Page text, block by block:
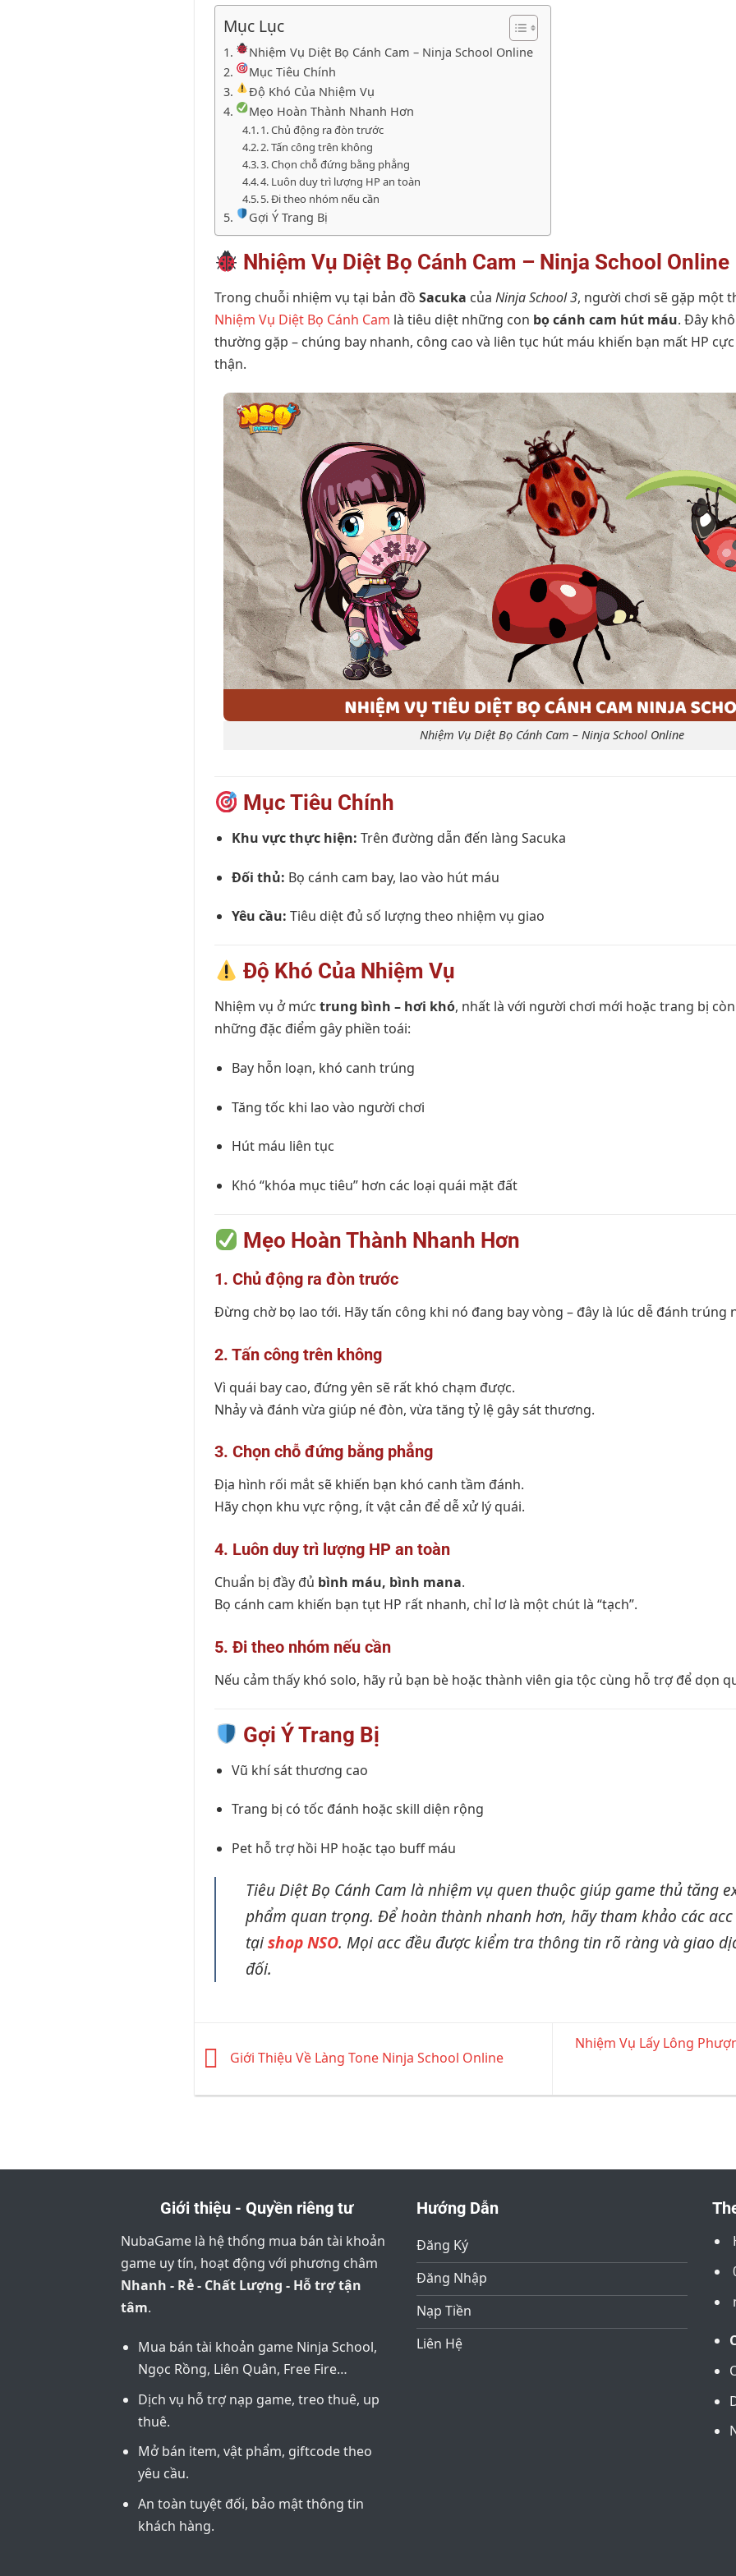
Mục Lục
Nhiệm Vụ Diệt Bọ Cánh Cam – Ninja School Online
Mục Tiêu Chính
Độ Khó Của Nhiệm Vụ
Mẹo Hoàn Thành Nhanh Hơn
1. Chủ động ra đòn trước
2. Tấn công trên không
3. Chọn chỗ đứng bằng phẳng
4. Luôn duy trì lượng HP an toàn
5. Đi theo nhóm nếu cần
Gợi Ý Trang Bị
Nhiệm Vụ Diệt Bọ Cánh Cam – Ninja School Online
Trong chuỗi nhiệm vụ tại bản đồ Sacuka của Ninja School 3, người chơi sẽ gặp một
Nhiệm Vụ Diệt Bọ Cánh Cam là tiêu diệt những con bọ cánh cam hút máu. Đây
thường gặp – chúng bay nhanh, công cao và liên tục hút máu khiến bạn mất HP
thận.
Nhiệm Vụ Diệt Bọ Cánh Cam – Ninja School Online
Mục Tiêu Chính
Khu vực thực hiện: Trên đường dẫn đến làng Sacuka
Đối thủ: Bọ cánh cam bay, lao vào hút máu
Yêu cầu: Tiêu diệt đủ số lượng theo nhiệm vụ giao
Độ Khó Của Nhiệm Vụ
Nhiệm vụ ở mức trung bình – hơi khó, nhất là với người chơi mới hoặc trang bị
những đặc điểm gây phiền toái:
Bay hỗn loạn, khó canh trúng
Tăng tốc khi lao vào người chơi
Hút máu liên tục
Khó “khóa mục tiêu” hơn các loại quái mặt đất
Mẹo Hoàn Thành Nhanh Hơn
1. Chủ động ra đòn trước
Đừng chờ bọ lao tới. Hãy tấn công khi nó đang bay vòng – đây là lúc dễ đánh trúng
2. Tấn công trên không
Vì quái bay cao, đứng yên sẽ rất khó chạm được.
Nhảy và đánh vừa giúp né đòn, vừa tăng tỷ lệ gây sát thương.
3. Chọn chỗ đứng bằng phẳng
Địa hình rối mắt sẽ khiến bạn khó canh tầm đánh.
Hãy chọn khu vực rộng, ít vật cản để dễ xử lý quái.
4. Luôn duy trì lượng HP an toàn
Chuẩn bị đầy đủ bình máu, bình mana.
Bọ cánh cam khiến bạn tụt HP rất nhanh, chỉ lơ là một chút là “tạch”.
5. Đi theo nhóm nếu cần
Nếu cảm thấy khó solo, hãy rủ bạn bè hoặc thành viên gia tộc cùng hỗ trợ để dọn
Gợi Ý Trang Bị
Vũ khí sát thương cao
Trang bị có tốc đánh hoặc skill diện rộng
Pet hỗ trợ hồi HP hoặc tạo buff máu
Tiêu Diệt Bọ Cánh Cam là nhiệm vụ quen thuộc giúp game thủ tăng
phẩm quan trọng. Để hoàn thành nhanh hơn, hãy tham khảo các
tạishop NSO. Mọi acc đều được kiểm tra thông tin rõ ràng và giao
đối.
Giới Thiệu Về Làng Tone Ninja School Online
Nhiệm Vụ Lấy Lông
Giới thiệu - Quyền riêng tư
NubaGame là hệ thống mua bán tài khoản
game uy tín, hoạt động với phương châm
Nhanh - Rẻ - Chất Lượng - Hỗ trợ tận
tâm.
Mua bán tài khoản game Ninja School,
Ngọc Rồng, Liên Quân, Free Fire…
Dịch vụ hỗ trợ nạp game, treo thuê, up
thuê.
Mở bán item, vật phẩm, giftcode theo
yêu cầu.
An toàn tuyệt đối, bảo mật thông tin
khách hàng.
Hướng Dẫn
Đăng Ký
Đăng Nhập
Nạp Tiền
Liên Hệ